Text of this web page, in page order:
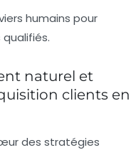
humains pour
naturel et
clients en
des stratégies